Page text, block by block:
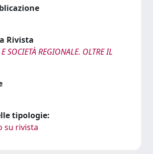
Rivista
SOCIETÀ REGIONALE. OLTRE IL
tipologie:
su rivista